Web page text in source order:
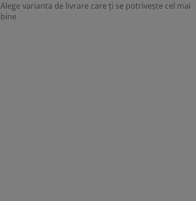
Alege varianta de livrare care ți se potrivește cel mai
bine